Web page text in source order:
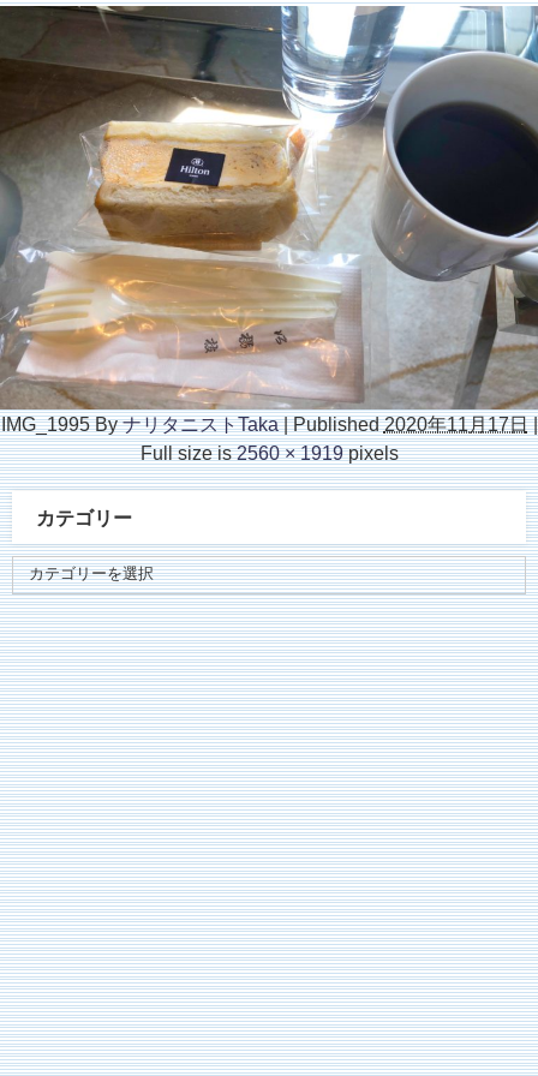
IMG_1995 By ナリタニストTaka | Published 2020年11月17日 |
Full size is2560 × 1919pixels
カテゴリー